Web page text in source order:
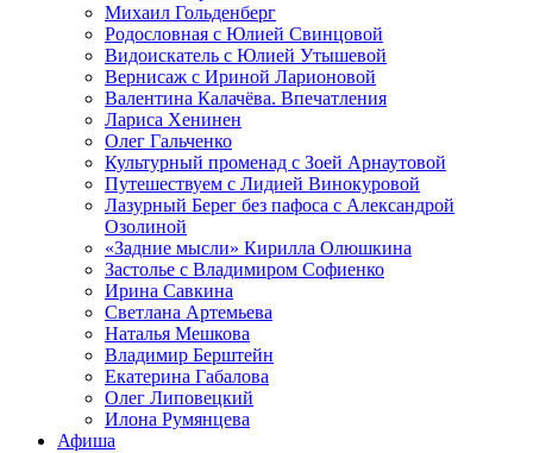
Михаил Гольденберг
Родословная с Юлией Свинцовой
Видоискатель с Юлией Утышевой
Вернисаж с Ириной Ларионовой
Валентина Калачёва. Впечатления
Лариса Хенинен
Олег Гальченко
Культурный променад с Зоей Арнаутовой
Путешествуем с Лидией Винокуровой
Лазурный Берег без пафоса с Александрой
Озолиной
«Задние мысли» Кирилла Олюшкина
Застолье с Владимиром Софиенко
Ирина Савкина
Светлана Артемьева
Наталья Мешкова
Владимир Берштейн
Екатерина Габалова
Олег Липовецкий
Илона Румянцева
Афиша